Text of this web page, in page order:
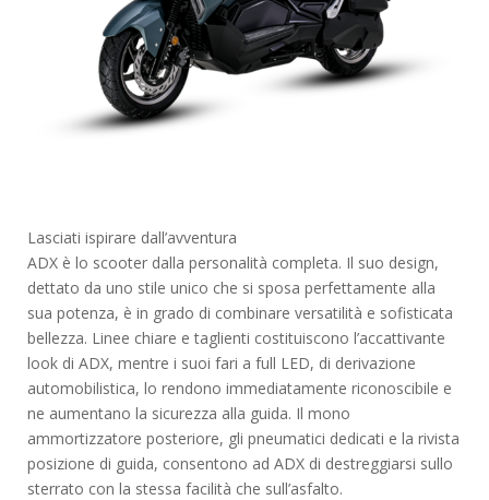
Lasciati ispirare dall’avventura
ADX è lo scooter dalla personalità completa. Il suo design,
dettato da uno stile unico che si sposa perfettamente alla
sua potenza, è in grado di combinare versatilità e sofisticata
bellezza. Linee chiare e taglienti costituiscono l’accattivante
look di ADX, mentre i suoi fari a full LED, di derivazione
automobilistica, lo rendono immediatamente riconoscibile e
ne aumentano la sicurezza alla guida. Il mono
ammortizzatore posteriore, gli pneumatici dedicati e la rivista
posizione di guida, consentono ad ADX di destreggiarsi sullo
sterrato con la stessa facilità che sull’asfalto.